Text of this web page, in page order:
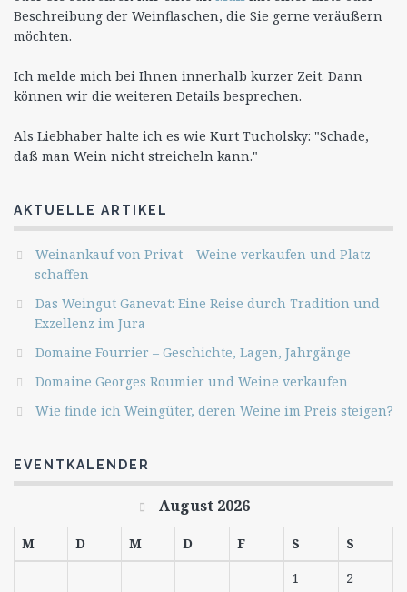
Beschreibung der Weinflaschen, die Sie gerne veräußern
möchten.
Ich melde mich bei Ihnen innerhalb kurzer Zeit. Dann
können wir die weiteren Details besprechen.
Als Liebhaber halte ich es wie Kurt Tucholsky: "Schade,
daß man Wein nicht streicheln kann."
AKTUELLE ARTIKEL
Weinankauf von Privat – Weine verkaufen und Platz
schaffen
Das Weingut Ganevat: Eine Reise durch Tradition und
Exzellenz im Jura
Domaine Fourrier – Geschichte, Lagen, Jahrgänge
Domaine Georges Roumier und Weine verkaufen
Wie finde ich Weingüter, deren Weine im Preis steigen?
EVENTKALENDER
August 2026
M D M D F S
S
1
2